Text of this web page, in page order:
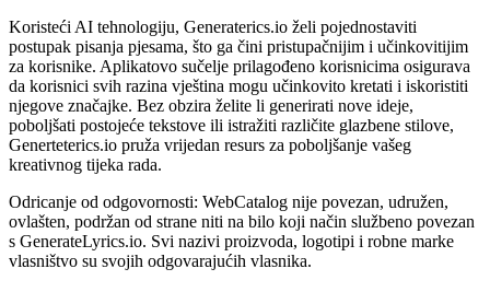
Koristeći AI tehnologiju, Generaterics.io želi pojednostaviti
postupak pisanja pjesama, što ga čini pristupačnijim i učinkovitijim
za korisnike. Aplikatovo sučelje prilagođeno korisnicima osigurava
da korisnici svih razina vještina mogu učinkovito kretati i iskoristiti
njegove značajke. Bez obzira želite li generirati nove ideje,
poboljšati postojeće tekstove ili istražiti različite glazbene stilove,
Generteterics.io pruža vrijedan resurs za poboljšanje vašeg
kreativnog tijeka rada.
Odricanje od odgovornosti: WebCatalog nije povezan, udružen,
ovlašten, podržan od strane niti na bilo koji način službeno povezan
s GenerateLyrics.io. Svi nazivi proizvoda, logotipi i robne marke
vlasništvo su svojih odgovarajućih vlasnika.